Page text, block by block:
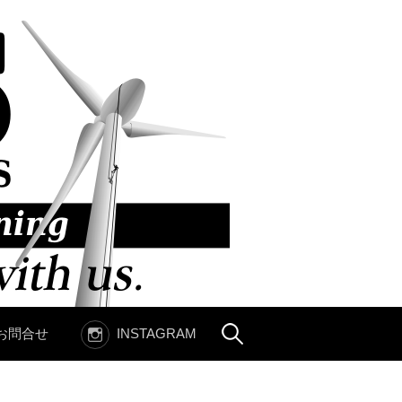
問合せ INSTAGRAM 検